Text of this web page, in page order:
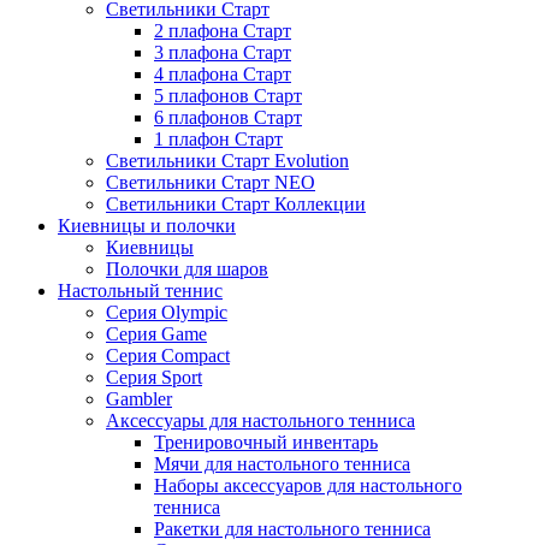
Светильники Старт
2 плафона Старт
3 плафона Старт
4 плафона Старт
5 плафонов Старт
6 плафонов Старт
1 плафон Старт
Светильники Старт Evolution
Светильники Старт NEO
Светильники Старт Коллекции
Киевницы и полочки
Киевницы
Полочки для шаров
Настольный теннис
Серия Olympic
Серия Game
Серия Compact
Серия Sport
Gambler
Аксессуары для настольного тенниса
Тренировочный инвентарь
Мячи для настольного тенниса
Наборы аксессуаров для настольного
тенниса
Ракетки для настольного тенниса